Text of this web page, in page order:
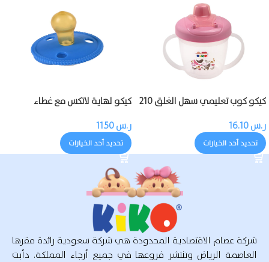
كيكو كوب تعليمي سهل الغلق 210
ر.س
تحديد أحد الخيارات
كيكو لهاية لاتكس مع غطاء
ر.س
تحديد أحد الخيارات
شركة عصام الاقتصادية المحدودة هي شركة سعودية رائدة مقرها
العاصمة الرياض وتنتشر فروعها في جميع أرجاء المملكة. دأبت